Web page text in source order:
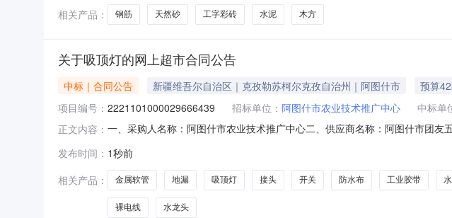
相关产品：
钢筋 天然砂 工字彩砖 水泥 木方
关于吸顶灯的网上超市合同公告
中标｜合同公告 新疆维吾尔自治区｜克孜勒苏柯尔克孜自治州｜阿图什市
预算
项目编号： 2221101000029666439 招标单位： 阿图什市农业技术推广中心 中标单
正文内容： 一、采购人名称：阿图什市农业技术推广中心二、供应商名称：阿图什市团
2221101000029666439五、合同编号：11N458017453202610801六、合
B048E-BS个10.00555502【服务】安装调试服务件10.00727203美的MC-
发布时间： 1秒前
相关产品：
金属软管 地漏 吸顶灯 接头 开关 防水布 工业胶带
裸电线 水龙头